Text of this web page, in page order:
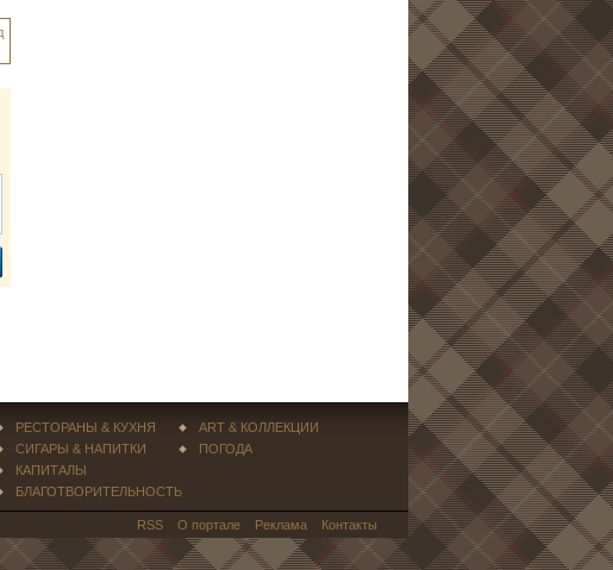
РЕСТОРАНЫ & КУХНЯ
СИГАРЫ & НАПИТКИ
КАПИТАЛЫ
БЛАГОТВОРИТЕЛЬНОСТЬ
ART & КОЛЛЕКЦИИ
ПОГОДА
RSS О портале Реклама Контакты